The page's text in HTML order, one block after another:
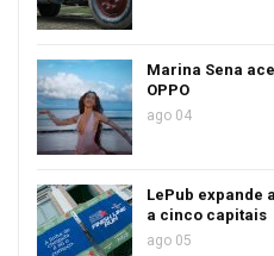
Marina Sena
OPPO
ago 04
LePub expande
a cinco capitais
ago 05